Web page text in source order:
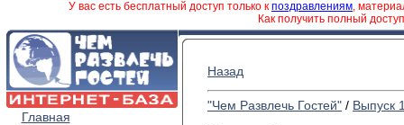
У вас есть бесплатный доступ только к поздравлениям,
Как получить полный
Главная
Назад
"Чем Развлечь Гостей" / Выпуск